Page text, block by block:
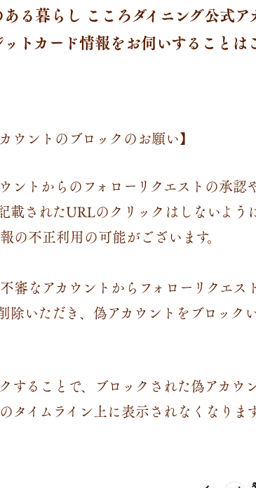
る暮らし こころダイニング公式ア
トカード情報をお伺いすることは
カウントのブロックのお願い】⁣
ントからのフォローリクエストの承認
載されたURLのクリックはしないよう
の不正利用の可能がございます。⁣
審なアカウントからフォローリクエス
除いただき、偽アカウントをブロック
することで、ブロックされた偽アカウ
タイムライン上に表示されなくなります